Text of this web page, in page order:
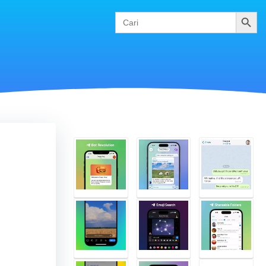
Search
for:
Cari